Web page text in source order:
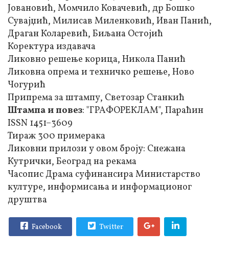
Јовановић, Момчило Ковачевић, др Бошко
Сувајџић, Милисав Миленковић, Иван Панић,
Драган Коларевић, Биљана Остојић
Коректура издавача
Ликовно решење корица, Никола Панић
Ликовна опрема и техничко решење, Ново
Чогурић
Припрема за штампу, Светозар Станкић
Штампа и повез: "ГРАФОРЕКЛАМ", Параћин
ISSN 1451–3609
Тираж 300 примерака
Ликовни прилози у овом броју: Снежана
Кутрички, Београд на рекама
Часопис Драма суфинансира Министарство
културе, информисања и информационог
друштва
Facebook Twitter